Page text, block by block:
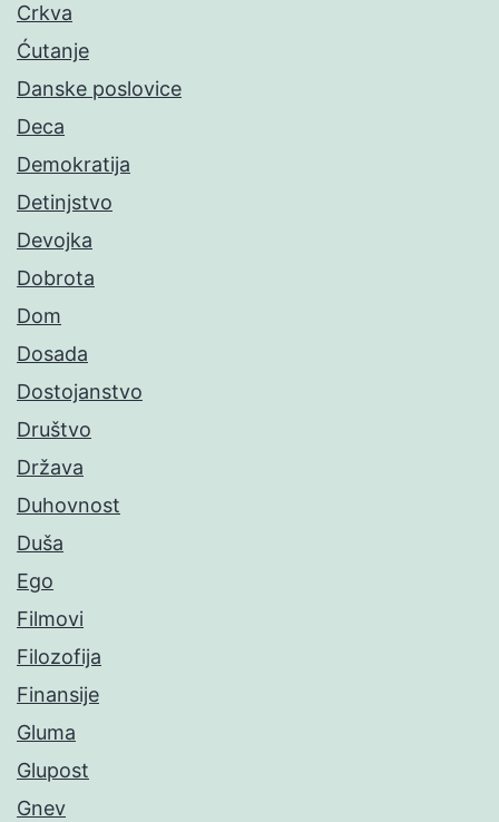
Crkva
Ćutanje
Danske poslovice
Deca
Demokratija
Detinjstvo
Devojka
Dobrota
Dom
Dosada
Dostojanstvo
Društvo
Država
Duhovnost
Duša
Ego
Filmovi
Filozofija
Finansije
Gluma
Glupost
Gnev